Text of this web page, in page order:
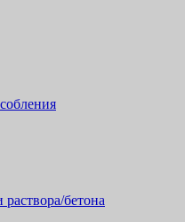
бетона